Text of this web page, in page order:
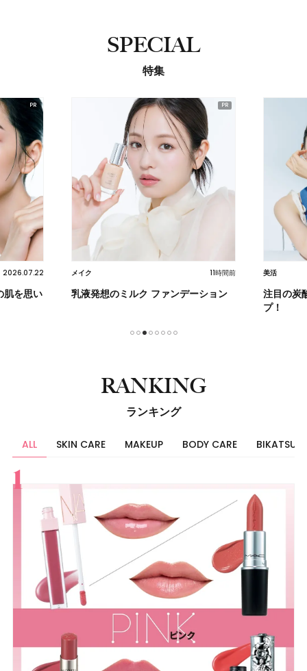
SPECIAL
特集
2026.07.22
肌を思い
メイク 11時間前
乳液発想のミルク ファンデーション
美活
注目の炭
プ！
RANKING
ランキング
ALL SKIN CARE MAKEUP BODY CARE BIKATSU
すべて
スキンケア
メイク
ボディケア
美活
ヘア
ライフスタイル
ビューティーズ